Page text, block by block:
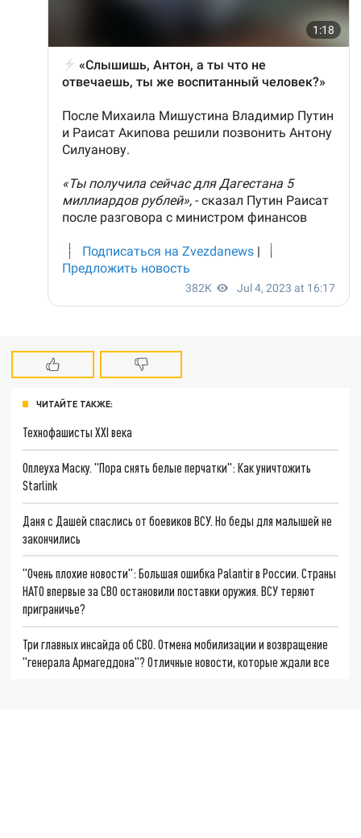
ЧИТАЙТЕ ТАКЖЕ:
Технофашисты XXI века
Оплеуха Маску. "Пора снять белые перчатки": Как уничтожить
Starlink
Даня с Дашей спаслись от боевиков ВСУ. Но беды для малышей не
закончились
"Очень плохие новости": Большая ошибка Palantir в России. Страны
НАТО впервые за СВО остановили поставки оружия. ВСУ теряют
приграничье?
Три главных инсайда об СВО. Отмена мобилизации и возвращение
"генерала Армагеддона"? Отличные новости, которые ждали все